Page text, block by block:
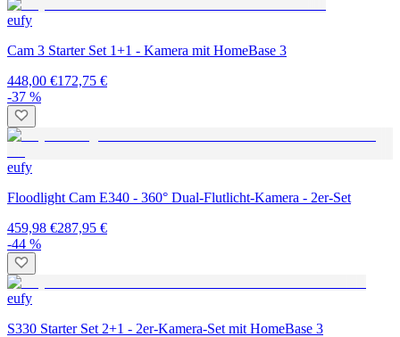
eufy
Cam 3 Starter Set 1+1 - Kamera mit HomeBase 3
448,00 €172,75 €
-37 %
eufy
Floodlight Cam E340 - 360° Dual-Flutlicht-Kamera - 2er-Set
459,98 €287,95 €
-44 %
eufy
S330 Starter Set 2+1 - 2er-Kamera-Set mit HomeBase 3